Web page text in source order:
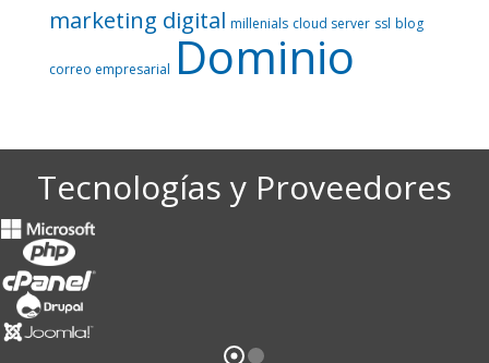
marketing digital millenials cloud server ssl blog
correo empresarial Dominio
Tecnologías y Proveedores